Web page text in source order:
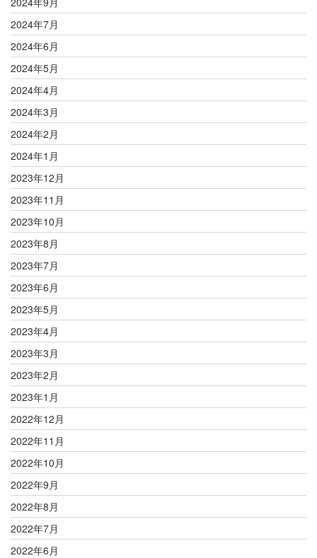
2024年7月
2024年6月
2024年5月
2024年4月
2024年3月
2024年2月
2024年1月
2023年12月
2023年11月
2023年10月
2023年8月
2023年7月
2023年6月
2023年5月
2023年4月
2023年3月
2023年2月
2023年1月
2022年12月
2022年11月
2022年10月
2022年9月
2022年8月
2022年7月
2022年6月